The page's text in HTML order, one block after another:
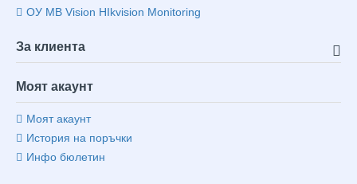
ОУ MB Vision HIkvision Monitoring
За клиента
Моят акаунт
Моят акаунт
История на поръчки
Инфо бюлетин